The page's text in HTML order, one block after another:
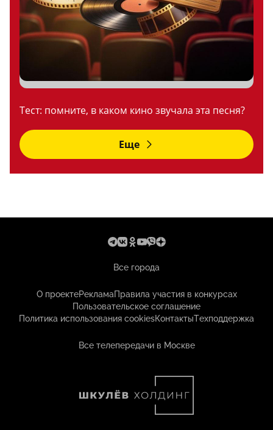
Тест: помните, в каком кино звучала эта песня?
Еще
Все города
О проектеРекламаПравила участия в конкурсах
Пользовательское соглашение
Политика использования cookiesКонтактыТехподдержка
Все телепередачи в Москве